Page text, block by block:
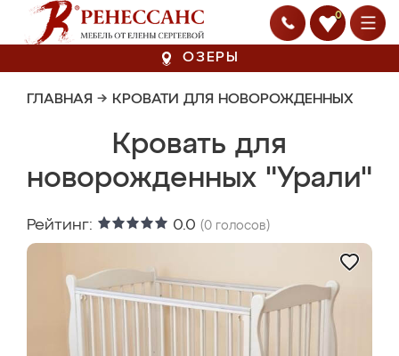
0
ОЗЕРЫ
ГЛАВНАЯ → КРОВАТИ ДЛЯ НОВОРОЖДЕННЫХ
Кровать для
новорожденных "Урали"
Рейтинг: 0.0 (0 голосов)